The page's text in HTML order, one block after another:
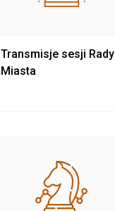
Transmisje sesji Rady
Miasta